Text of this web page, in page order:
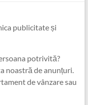
publicitate și
potrivită?
noastră de anunțuri.
de vânzare sau